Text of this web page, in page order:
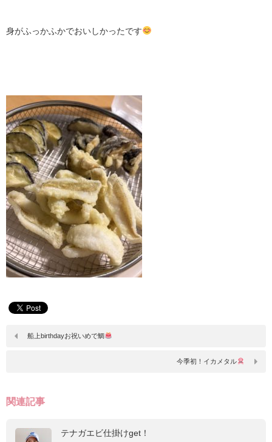
身がふっかふかでおいしかったです
船上birthdayお祝いめで鯛
今季初！イカメタル
関連記事
テナガエビ仕掛けget！